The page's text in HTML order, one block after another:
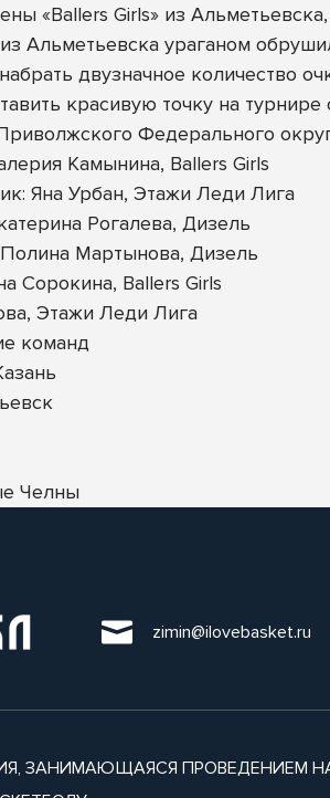
«Ballers Girls» из
Альметьевска ураганом
двузначное количество
красивую точку на
Федерального
Камынина, Ballers Girls
Яна Урбан, Этажи Леди Лига
Рогалева, Дизель
Мартынова, Дизель
Сорокина, Ballers Girls
Этажи Леди Лига
команд
Челны
zimin@ilovebasket.ru
ЗАНИМАЮЩАЯСЯ ПРОВЕДЕНИЕМ